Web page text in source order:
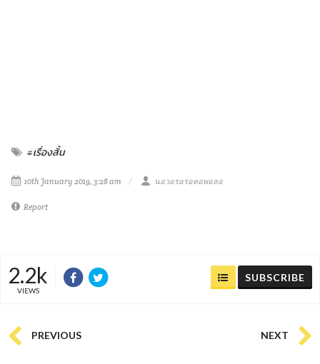
#เรื่องสั้น​
10th January 2019, 3:28 am นอวอรอรอตอพอลอ
Report
2.2k
VIEWS
SUBSCRIBE
PREVIOUS NEXT